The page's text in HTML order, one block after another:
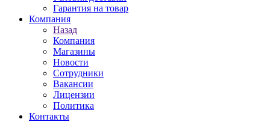
Гарантия на товар
Компания
Назад
Компания
Магазины
Новости
Сотрудники
Вакансии
Лицензии
Политика
Контакты